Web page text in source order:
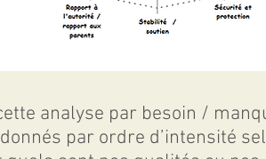
analyse par besoin /
par ordre d’intensité